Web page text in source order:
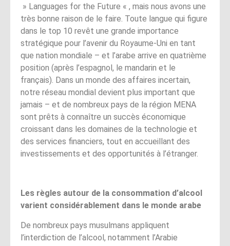
» Languages for the Future « , mais nous avons une
très bonne raison de le faire. Toute langue qui figure
dans le top 10 revêt une grande importance
stratégique pour l’avenir du Royaume-Uni en tant
que nation mondiale – et l’arabe arrive en quatrième
position (après l’espagnol, le mandarin et le
français). Dans un monde des affaires incertain,
notre réseau mondial devient plus important que
jamais – et de nombreux pays de la région MENA
sont prêts à connaître un succès économique
croissant dans les domaines de la technologie et
des services financiers, tout en accueillant des
investissements et des opportunités à l’étranger.
Les règles autour de la consommation d’alcool
varient considérablement dans le monde arabe
De nombreux pays musulmans appliquent
l’interdiction de l’alcool, notamment l’Arabie